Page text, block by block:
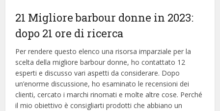
21 Migliore barbour donne in 2023:
dopo 21 ore di ricerca
Per rendere questo elenco una risorsa imparziale per la
scelta della migliore barbour donne, ​​ho contattato 12
esperti e discusso vari aspetti da considerare. Dopo
un’enorme discussione, ho esaminato le recensioni dei
clienti, cercato i marchi rinomati e molte altre cose. Perché
il mio obiettivo è consigliarti prodotti che abbiano un